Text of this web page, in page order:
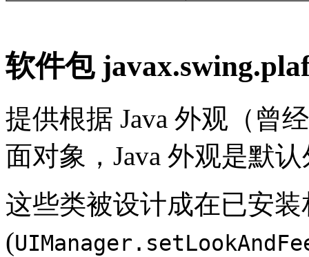
软件包
提供根据 Java 外观（曾
面对象，Java 外观是默
这些类被设计成在已安
(